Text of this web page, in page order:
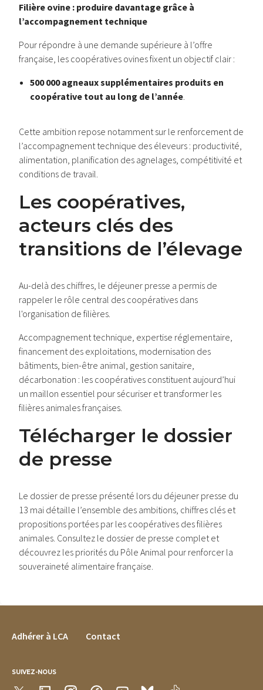
Filière ovine : produire davantage grâce à
l’accompagnement technique
Pour répondre à une demande supérieure à l’offre
française, les coopératives ovines fixent un objectif clair :
500 000 agneaux supplémentaires produits en
coopérative tout au long de l’année
Cette ambition repose notamment sur le renforcement de
l’accompagnement technique des éleveurs : productivité,
alimentation, planification des agnelages, compétitivité et
conditions de travail.
Les coopératives,
acteurs clés des
transitions de l’élevage
Au-delà des chiffres, le déjeuner presse a permis de
rappeler le rôle central des coopératives dans
l'organisation de filières.
Accompagnement technique, expertise réglementaire,
financement des exploitations, modernisation des
bâtiments, bien-être animal, gestion sanitaire,
décarbonation : les coopératives constituent aujourd’hui
un maillon essentiel pour sécuriser et transformer les
filières animales françaises.
Télécharger le dossier
de presse
Le dossier de presse présenté lors du déjeuner presse du
13 mai détaille l’ensemble des ambitions, chiffres clés et
propositions portées par les coopératives des filières
animales. Consultez le dossier de presse complet et
découvrez les priorités du Pôle Animal pour renforcer la
souveraineté alimentaire française.
FOOTER MENU
Adhérer à LCA Contact
SUIVEZ-NOUS